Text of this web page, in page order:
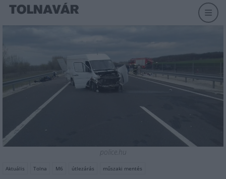
police.hu
Aktuális Tolna M6 útlezárás műszaki mentés